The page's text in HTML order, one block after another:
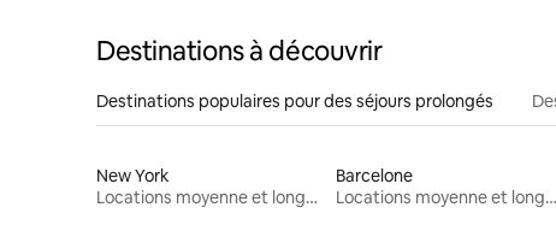
Destinations à découvrir
Destinations populaires pour des séjours prolongés
New York
Locations moyenne et longue durée
Barcelone
Locations moyenne et longue durée